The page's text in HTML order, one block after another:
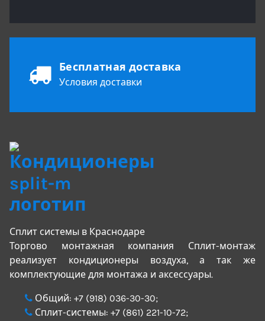
Бесплатная доставка
Условия доставки
Сплит системы в Краснодаре
Торгово монтажная компания Сплит-монтаж
реализует кондиционеры воздуха, а так же
комплектующие для монтажа и аксессуары.
Общий: +7 (918) 036-30-30;
Сплит-системы: +7 (861) 221-10-72;